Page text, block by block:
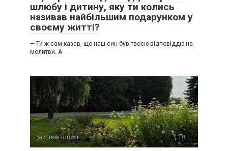
шлюбу і дитину, яку ти колись
називав найбільшим подарунком у
своєму житті?
— Ти ж сам казав, що наш син був твоєю відповіддю на
молитви. А
життєві історії 0